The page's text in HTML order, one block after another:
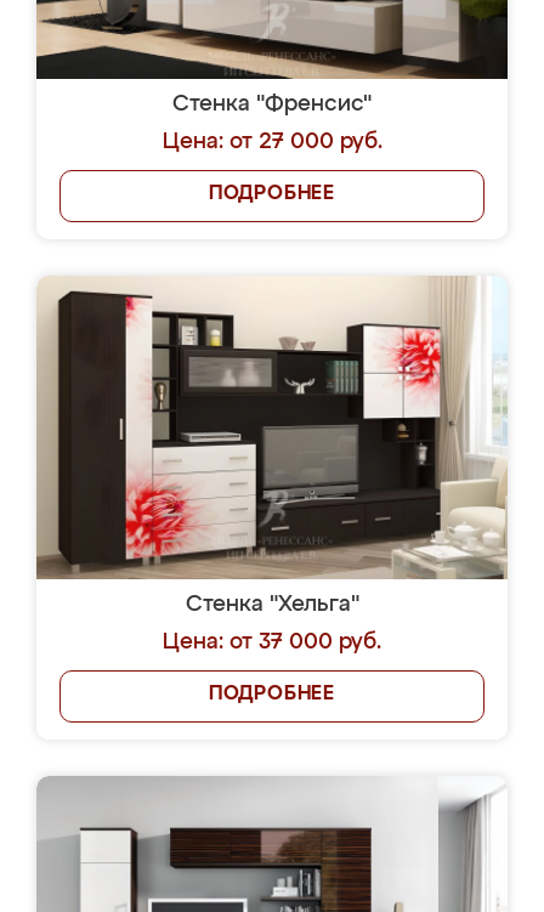
Стенка "Френсис"
Цена: от 27 000 руб.
ПОДРОБНЕЕ
Стенка "Хельга"
Цена: от 37 000 руб.
ПОДРОБНЕЕ